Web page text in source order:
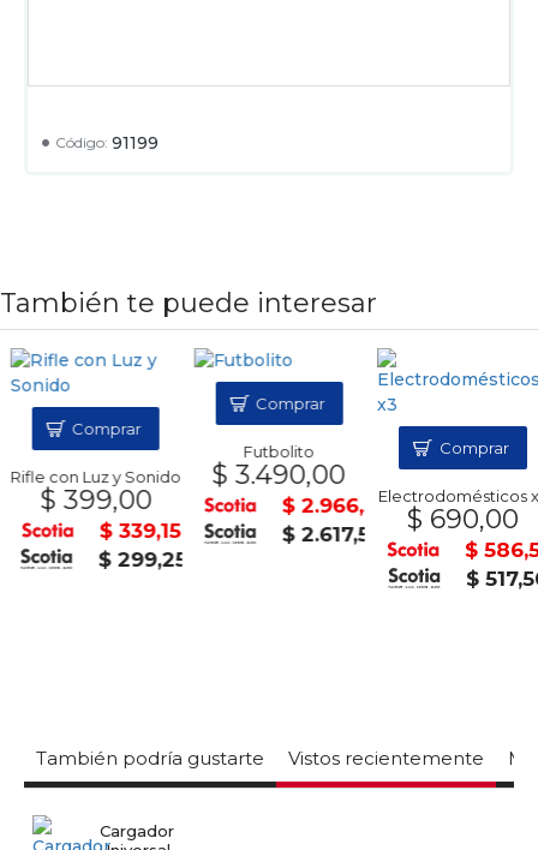
Código: 91199
También te puede interesar
Rifle con Luz y Sonido
$ 399,00
$ 339,15
$ 299,25
Comprar
Futbolito
$ 3.490,00
$ 2.966,50
$ 2.617,50
Comprar
Electrodomésticos x3
$ 690,00
$
$ 517,50
Comprar
También podría gustarte Vistos recientemente
Cargador